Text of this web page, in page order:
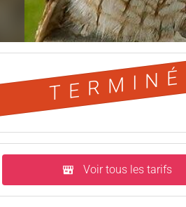
TERMINÉ
Voir tous les tarifs